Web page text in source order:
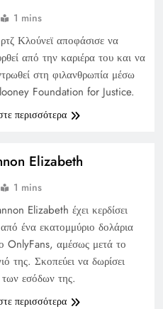
1 mins
Κλούνεϊ αποφάσισε να
από την καριέρα του και να
στη φιλανθρωπία μέσω
Foundation for Justice.
περισσότερα
Elizabeth
1 mins
Elizabeth έχει κερδίσει
ένα εκατομμύριο δολάρια
OnlyFans, αμέσως μετά το
της. Σκοπεύει να δωρίσει
των εσόδων της.
περισσότερα